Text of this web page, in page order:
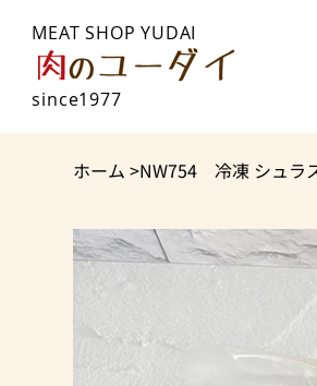
MEAT SHOP YUDAI
since1977
ホーム >NW754 冷凍 シュラ